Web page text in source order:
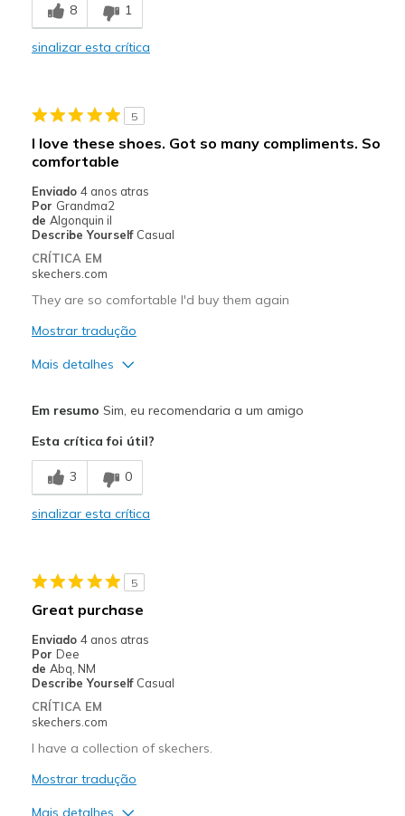
Comfortable
Melhores utilizações
Casual Wear
Going Out
Special Occasions
Width
Feels true to width
Sizing
8 1
sinalizar esta crítica
5
I love these shoes. Got so many compliments. So
comfortable
Enviado 4 anos atras
Por Grandma2
de Algonquin il
Describe Yourself Casual
CRÍTICA EM
skechers.com
They are so comfortable I'd buy them again
Mostrar tradução
Mais detalhes
Breathe Well
Comfortable
Sizing
View On Shoes
Shoes are for Wearing
Em resumo Sim, eu recomendaria a um amigo
Esta crítica foi útil?
3 0
sinalizar esta crítica
5
Great purchase
Enviado 4 anos atras
Por Dee
de Abq, NM
Describe Yourself Casual
CRÍTICA EM
skechers.com
I have a collection of skechers.
Mostrar tradução
Mais detalhes